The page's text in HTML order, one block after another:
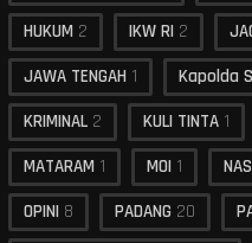
HUKUM 2 IKW RI 2
JAWA TENGAH 1 Kapolda
KRIMINAL 2 KULI TINTA 1
MATARAM 1 MOI 1
OPINI 8 PADANG 20